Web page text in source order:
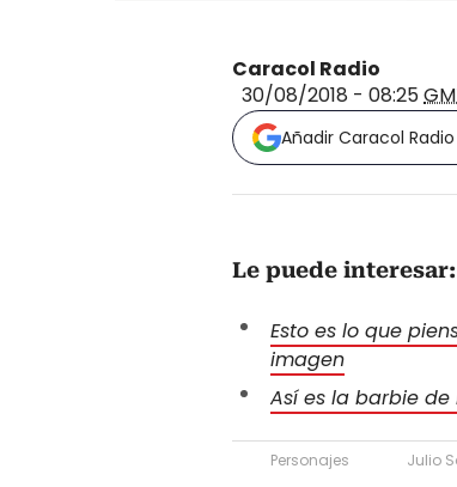
Caracol Radio
30/08/2018 - 08:25
Añadir Caracol
Le puede interesar:
Esto es lo que
imagen
Así es la barbie
Personajes Julio